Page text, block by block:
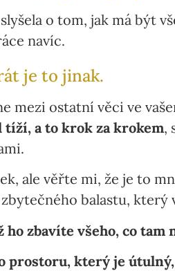
o tom, jak má být
navíc.
je to jinak.
mezi ostatní věci ve
tíží, a to krok za krokem,
ale věřte mi, že je to
balastu, který
zbavíte všeho, co tam
prostoru, který je